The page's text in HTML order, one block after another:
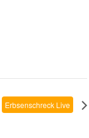
Erbsenschreck Live